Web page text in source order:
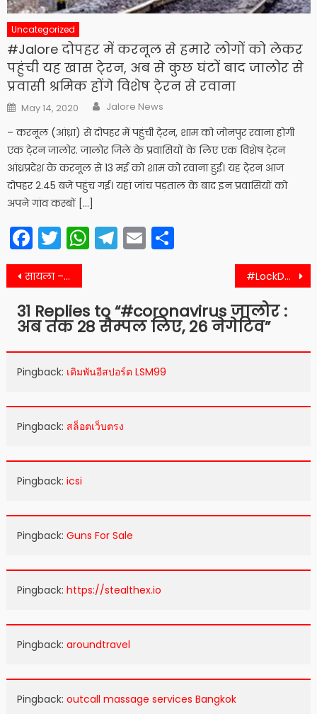
Uncategorized
#Jalore दोपहर में करनूल से हमारे लोगों को लेकर
पहुंची यह खास टे्रन, अब से कुछ घंटों बाद जालोर से
प्रवासी श्रमिक होंगे विशेष टे्रन से रवाना
Posted
on
May 14, 2020 Author
Jalore News
– करनूल (आंध्रा) से दोपहर में पहुंची टे्रन, शाम को जोनपुर रवाना होगी
एक टे्रन जालोर. जालोर जिले के प्रवासियों के लिए एक विशेष टे्रन
आंध्रप्रदेश के करनूल से 13 मई को शाम को रवाना हुई। यह टे्रन आज
दोपहर 2.45 बजे पहुंच गई। यहां जांच पड़ताल के बाद इन प्रवासियों को
अपने गांव कस्बों […]
Facebook
Twitter
WhatsApp
Telegram
Email
Post
navigation
सायला – देश मे लॉकडाउन के बावजूद भी चल रहा डामरीकरण का कार्य , प्रशासन अंजान #LockDown : जालोर जिले में अधिक रूपए वसूलने पर यहां दुकान को किया सील
31 Replies to “#coronavirus जालोर :
अब तक 28 सैम्पल लिए, 26 नेगेटिव”
Pingback: เดิมพันอีสปอร์ต LSM99
Pingback: สล็อตเว็บตรง
Pingback: icsi
Pingback: Guns For Sale
Pingback: https://stealthex.io
Pingback: aroundtravel
Pingback: outcall massage services Bangkok